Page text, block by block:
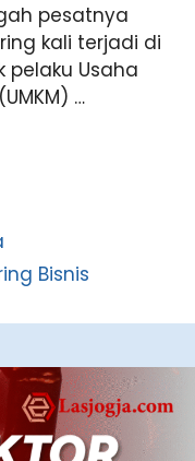
pesatnya
kali terjadi di
pelaku Usaha
…
Bisnis